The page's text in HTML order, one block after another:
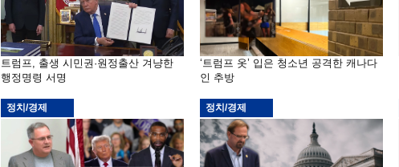
트럼프, 출생 시민권·원정출산 겨냥한
행정명령 서명
‘트럼프 옷’ 입은 청소년 공격한 캐나다
인 추방
정치/경제 정치/경제